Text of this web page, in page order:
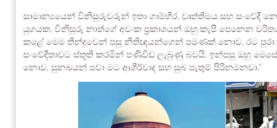
සාමාන්‍යයෙන් විනිසුරුවරුන් ඉතා ගාම්භීර, වෘත්තිමය සහ සංවේදී
යුගයක, විනිසුරු නාත්ගේ අවංක ප්‍රකාශයන් ඔහු කැපී පෙනෙන
කළේ මෙම තීන්දුවෙන් පසු නීතිඥයන්ගෙන් පමණක් නොව, රට
සංවේදීතාවට ස්තූති කරමින් පණිවිඩ ලැබුණු බවයි. ඉන්පසු ඔහු
නොව, සුනඛයන් පවා මට ආශීර්වාද සහ සුබ පැතුම් පිරිනමනවා.”